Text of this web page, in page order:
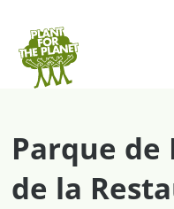
Parque
de la